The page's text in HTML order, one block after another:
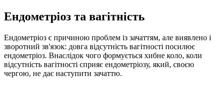
Ендометріоз та вагітність
Ендометріоз є причиною проблем із зачаттям, але виявлено і
зворотний зв'язок: довга відсутність вагітності посилює
ендометріоз. Внаслідок чого формується хибне коло, коли
відсутність вагітності сприяє ендометріозу, який, своєю
чергою, не дає наступити зачаттю.